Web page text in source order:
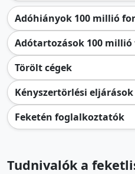
Adóhiányok 100 millió
Adótartozások 100
Törölt cégek
Kényszertörlési eljárások
Feketén foglalkoztatók
Tudnivalók a